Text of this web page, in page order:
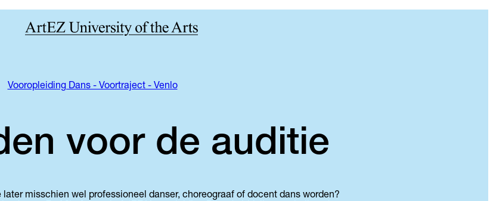
Vooropleiding Dans - Voortraject - Venlo
voor de auditie
misschien wel professioneel danser, choreograaf of docent dans worden?